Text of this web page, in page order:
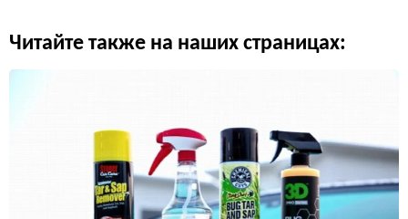
Читайте также на наших страницах: